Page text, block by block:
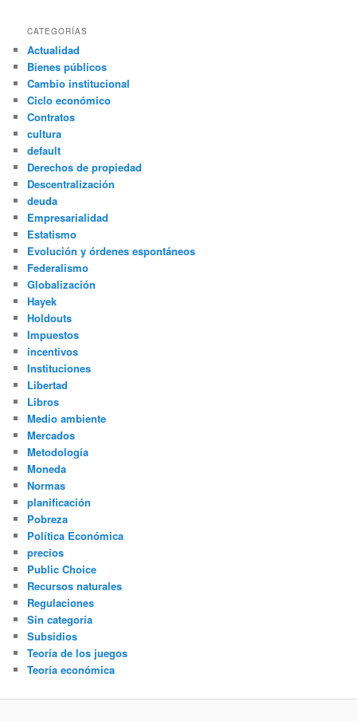
CATEGORÍAS
Actualidad
Bienes públicos
Cambio institucional
Ciclo económico
Contratos
cultura
default
Derechos de propiedad
Descentralización
deuda
Empresarialidad
Estatismo
Evolución y órdenes espontáneos
Federalismo
Globalización
Hayek
Holdouts
Impuestos
incentivos
Instituciones
Libertad
Libros
Medio ambiente
Mercados
Metodología
Moneda
Normas
planificación
Pobreza
Política Económica
precios
Public Choice
Recursos naturales
Regulaciones
Sin categoría
Subsidios
Teoría de los juegos
Teoría económica